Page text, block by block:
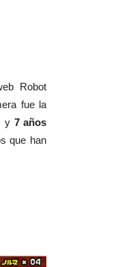
Robot
fue la
y 7 años
que han